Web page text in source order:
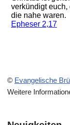
© Evangelische
Weitere